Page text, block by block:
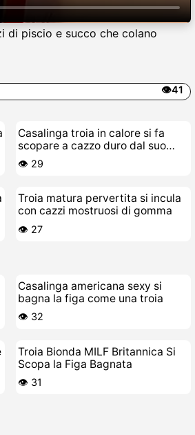
di piscio e succo che colano
👁️41
Casalinga troia in calore si fa
scopare a cazzo duro dal suo
stallone giovane
👁️ 29
Troia matura pervertita si incula
con cazzi mostruosi di gomma
👁️ 27
Casalinga americana sexy si
bagna la figa come una troia
👁️ 32
Troia Bionda MILF Britannica Si
Scopa la Figa Bagnata
👁️ 31